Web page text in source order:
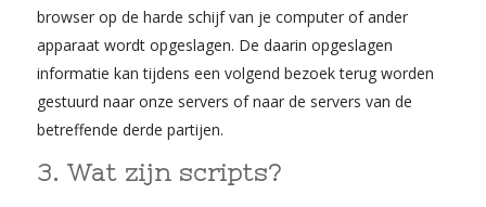
browser op de harde schijf van je computer of ander
apparaat wordt opgeslagen. De daarin opgeslagen
informatie kan tijdens een volgend bezoek terug worden
gestuurd naar onze servers of naar de servers van de
betreffende derde partijen.
3. Wat zijn scripts?